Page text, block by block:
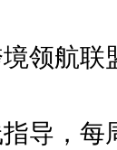
领航联
导，每